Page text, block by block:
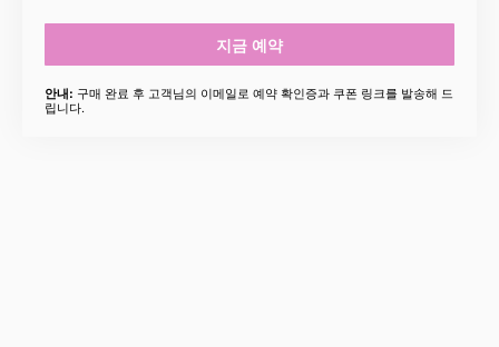
지금 예약
안내: 구매 완료 후 고객님의 이메일로 예약 확인증과 쿠폰 링크를 발송해 드
립니다.